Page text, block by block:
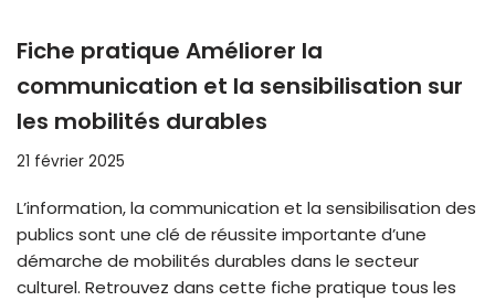
Fiche pratique Améliorer la
communication et la sensibilisation sur
les mobilités durables
21 février 2025
L’information, la communication et la sensibilisation des
publics sont une clé de réussite importante d’une
démarche de mobilités durables dans le secteur
culturel. Retrouvez dans cette fiche pratique tous les